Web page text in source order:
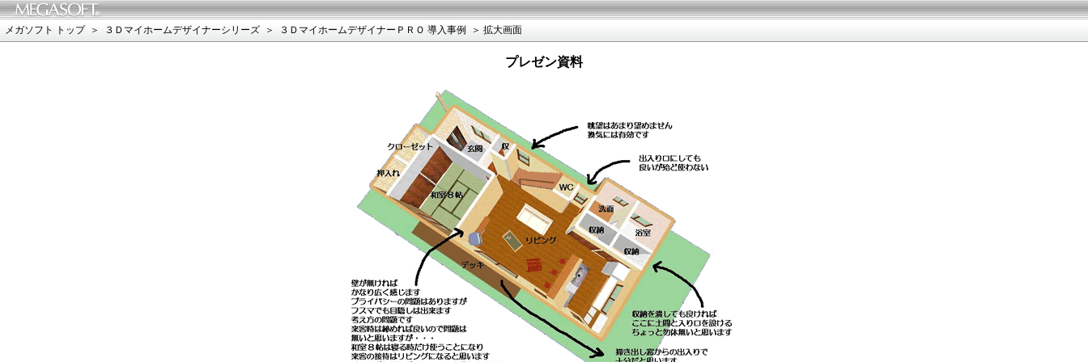
メガソフト トップ ＞ ３Ｄマイホームデザイナーシリーズ ＞ ３ＤマイホームデザイナーＰＲＯ 導入事例 ＞ 拡大画面
プレゼン資料